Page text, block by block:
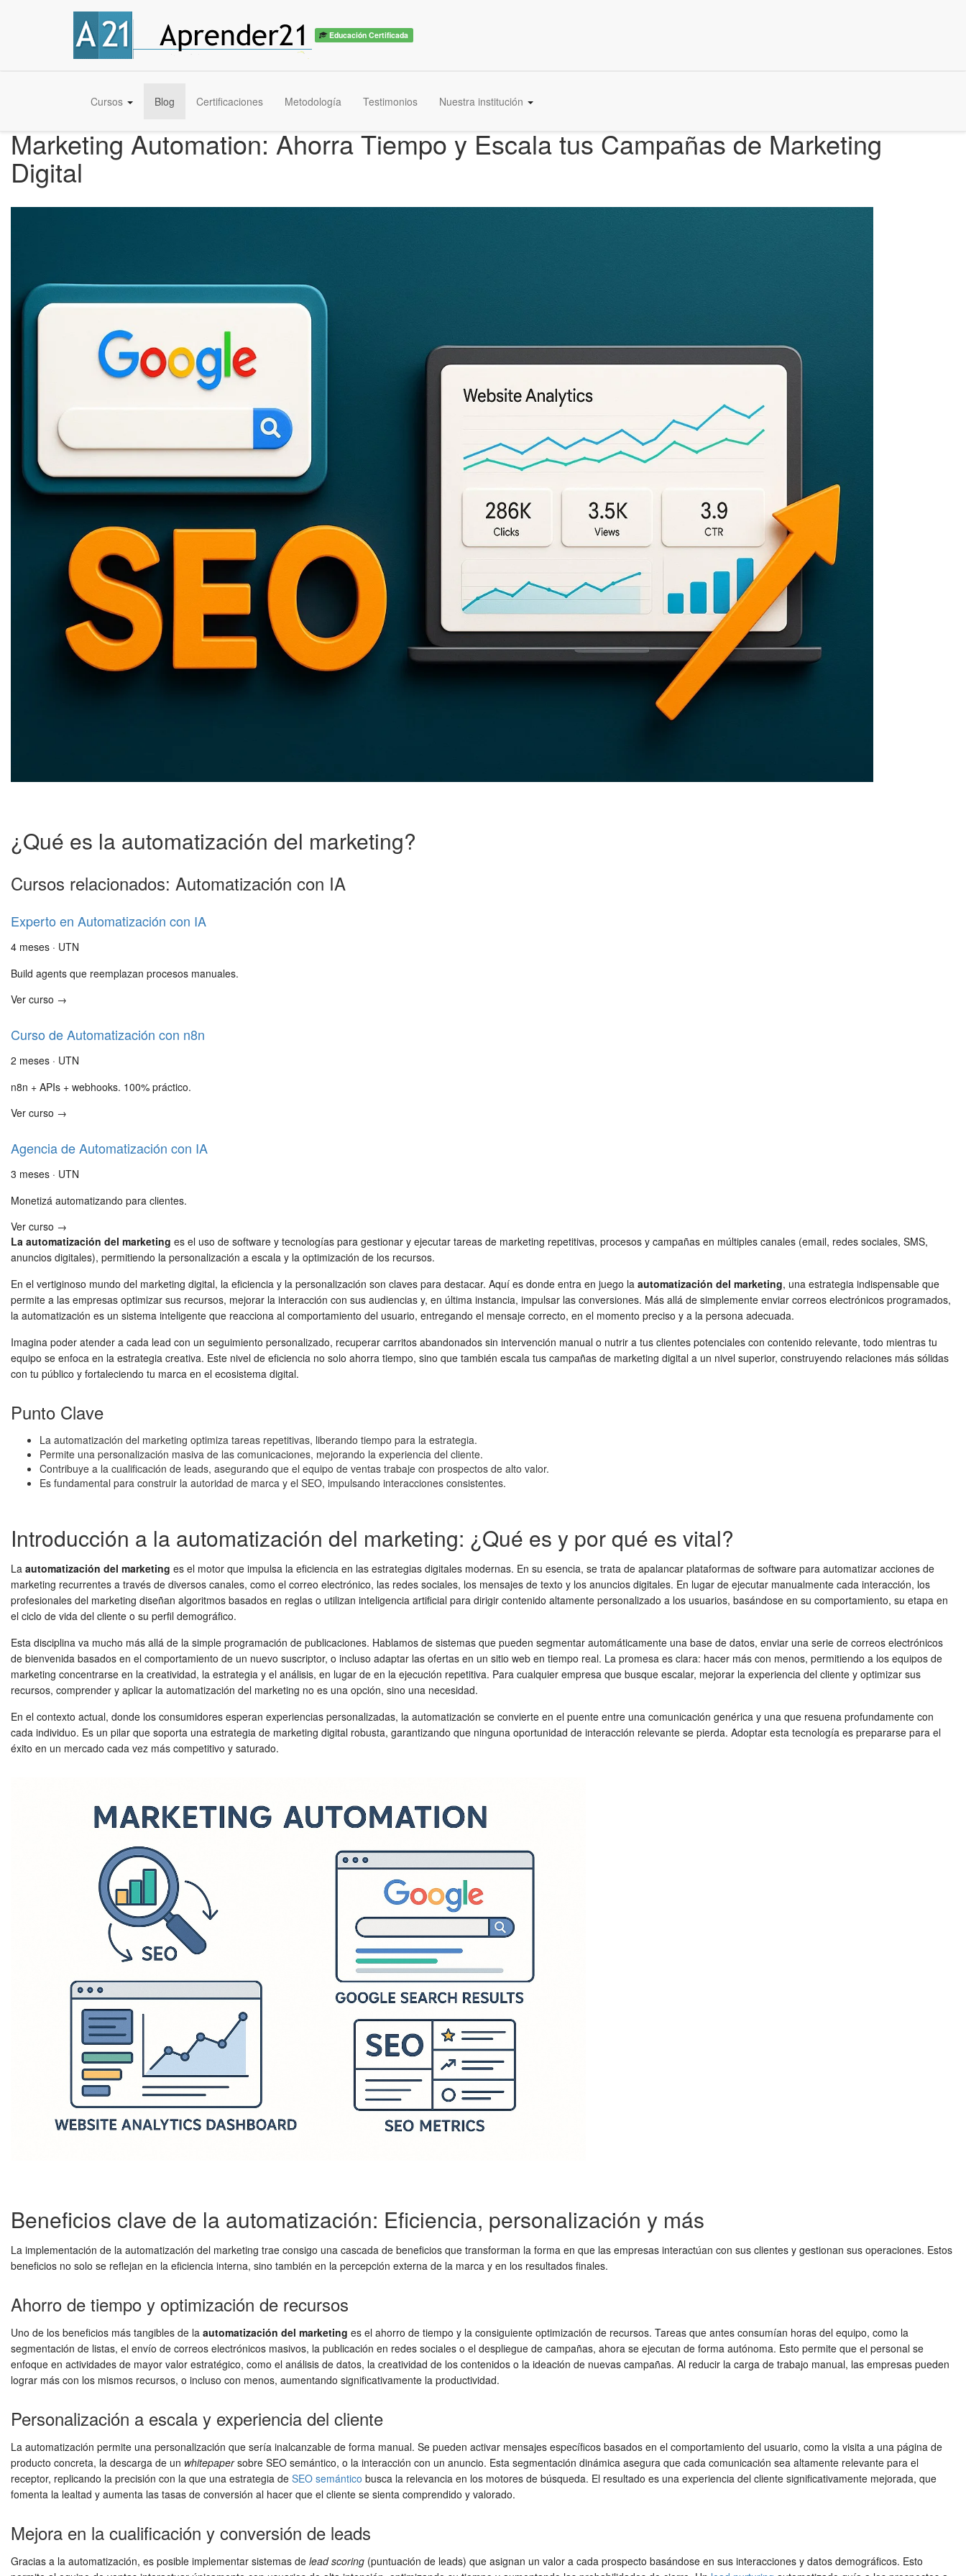
Educación Certificada
Cursos Blog Certificaciones Metodología Testimonios Nuestra institución
Marketing Automation: Ahorra Tiempo y Escala tus Campañas de Marketing
Digital
¿Qué es la automatización del marketing?
Cursos relacionados: Automatización con IA
Experto en Automatización con IA
4 meses · UTN
Build agents que reemplazan procesos manuales.
Ver curso →
Curso de Automatización con n8n
2 meses · UTN
n8n + APIs + webhooks. 100% práctico.
Ver curso →
Agencia de Automatización con IA
3 meses · UTN
Monetizá automatizando para clientes.
Ver curso →
La automatización del marketing es el uso de software y tecnologías para gestionar y ejecutar tareas de marketing repetitivas, procesos y campañas en múltiples canales (email, redes sociales, SMS,
anuncios digitales), permitiendo la personalización a escala y la optimización de los recursos.
En el vertiginoso mundo del marketing digital, la eficiencia y la personalización son claves para destacar. Aquí es donde entra en juego la automatización del marketing, una estrategia indispensable que
permite a las empresas optimizar sus recursos, mejorar la interacción con sus audiencias y, en última instancia, impulsar las conversiones. Más allá de simplemente enviar correos electrónicos programados,
la automatización es un sistema inteligente que reacciona al comportamiento del usuario, entregando el mensaje correcto, en el momento preciso y a la persona adecuada.
Imagina poder atender a cada lead con un seguimiento personalizado, recuperar carritos abandonados sin intervención manual o nutrir a tus clientes potenciales con contenido relevante, todo mientras tu
equipo se enfoca en la estrategia creativa. Este nivel de eficiencia no solo ahorra tiempo, sino que también escala tus campañas de marketing digital a un nivel superior, construyendo relaciones más sólidas
con tu público y fortaleciendo tu marca en el ecosistema digital.
Punto Clave
La automatización del marketing optimiza tareas repetitivas, liberando tiempo para la estrategia.
Permite una personalización masiva de las comunicaciones, mejorando la experiencia del cliente.
Contribuye a la cualificación de leads, asegurando que el equipo de ventas trabaje con prospectos de alto valor.
Es fundamental para construir la autoridad de marca y el SEO, impulsando interacciones consistentes.
Introducción a la automatización del marketing: ¿Qué es y por qué es vital?
La automatización del marketing es el motor que impulsa la eficiencia en las estrategias digitales modernas. En su esencia, se trata de apalancar plataformas de software para automatizar acciones de
marketing recurrentes a través de diversos canales, como el correo electrónico, las redes sociales, los mensajes de texto y los anuncios digitales. En lugar de ejecutar manualmente cada interacción, los
profesionales del marketing diseñan algoritmos basados en reglas o utilizan inteligencia artificial para dirigir contenido altamente personalizado a los usuarios, basándose en su comportamiento, su etapa en
el ciclo de vida del cliente o su perfil demográfico.
Esta disciplina va mucho más allá de la simple programación de publicaciones. Hablamos de sistemas que pueden segmentar automáticamente una base de datos, enviar una serie de correos electrónicos
de bienvenida basados en el comportamiento de un nuevo suscriptor, o incluso adaptar las ofertas en un sitio web en tiempo real. La promesa es clara: hacer más con menos, permitiendo a los equipos de
marketing concentrarse en la creatividad, la estrategia y el análisis, en lugar de en la ejecución repetitiva. Para cualquier empresa que busque escalar, mejorar la experiencia del cliente y optimizar sus
recursos, comprender y aplicar la automatización del marketing no es una opción, sino una necesidad.
En el contexto actual, donde los consumidores esperan experiencias personalizadas, la automatización se convierte en el puente entre una comunicación genérica y una que resuena profundamente con
cada individuo. Es un pilar que soporta una estrategia de marketing digital robusta, garantizando que ninguna oportunidad de interacción relevante se pierda. Adoptar esta tecnología es prepararse para el
éxito en un mercado cada vez más competitivo y saturado.
Beneficios clave de la automatización: Eficiencia, personalización y más
La implementación de la automatización del marketing trae consigo una cascada de beneficios que transforman la forma en que las empresas interactúan con sus clientes y gestionan sus operaciones. Estos
beneficios no solo se reflejan en la eficiencia interna, sino también en la percepción externa de la marca y en los resultados finales.
Ahorro de tiempo y optimización de recursos
Uno de los beneficios más tangibles de la automatización del marketing es el ahorro de tiempo y la consiguiente optimización de recursos. Tareas que antes consumían horas del equipo, como la
segmentación de listas, el envío de correos electrónicos masivos, la publicación en redes sociales o el despliegue de campañas, ahora se ejecutan de forma autónoma. Esto permite que el personal se
enfoque en actividades de mayor valor estratégico, como el análisis de datos, la creatividad de los contenidos o la ideación de nuevas campañas. Al reducir la carga de trabajo manual, las empresas pueden
lograr más con los mismos recursos, o incluso con menos, aumentando significativamente la productividad.
Personalización a escala y experiencia del cliente
La automatización permite una personalización que sería inalcanzable de forma manual. Se pueden activar mensajes específicos basados en el comportamiento del usuario, como la visita a una página de
producto concreta, la descarga de un whitepapersobre SEO semántico, o la interacción con un anuncio. Esta segmentación dinámica asegura que cada comunicación sea altamente relevante para el
receptor, replicando la precisión con la que una estrategia de SEO semántico busca la relevancia en los motores de búsqueda. El resultado es una experiencia del cliente significativamente mejorada, que
fomenta la lealtad y aumenta las tasas de conversión al hacer que el cliente se sienta comprendido y valorado.
Mejora en la cualificación y conversión de leads
Gracias a la automatización, es posible implementar sistemas de lead scoring (puntuación de leads) que asignan un valor a cada prospecto basándose en sus interacciones y datos demográficos. Esto